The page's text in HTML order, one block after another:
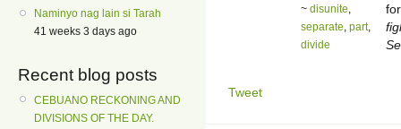
Naminyo nag lain si Tarah
41 weeks 3 days ago
Recent blog posts
CEBUANO RECKONING AND
DIVISIONS OF THE DAY.
~ disunite
separate part,
divide
Tweet